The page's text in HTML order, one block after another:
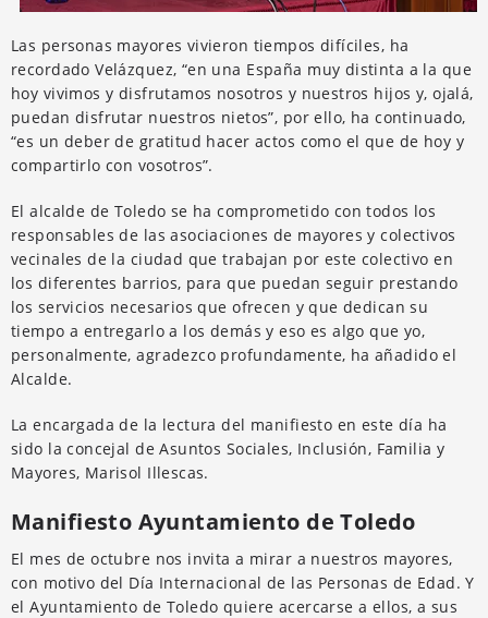
Las personas mayores vivieron tiempos difíciles, ha
recordado Velázquez, “en una España muy distinta a la que
hoy vivimos y disfrutamos nosotros y nuestros hijos y, ojalá,
puedan disfrutar nuestros nietos”, por ello, ha continuado,
“es un deber de gratitud hacer actos como el que de hoy y
compartirlo con vosotros”.
El alcalde de Toledo se ha comprometido con todos los
responsables de las asociaciones de mayores y colectivos
vecinales de la ciudad que trabajan por este colectivo en
los diferentes barrios, para que puedan seguir prestando
los servicios necesarios que ofrecen y que dedican su
tiempo a entregarlo a los demás y eso es algo que yo,
personalmente, agradezco profundamente, ha añadido el
Alcalde.
La encargada de la lectura del manifiesto en este día ha
sido la concejal de Asuntos Sociales, Inclusión, Familia y
Mayores, Marisol Illescas.
Manifiesto Ayuntamiento de Toledo
El mes de octubre nos invita a mirar a nuestros mayores,
con motivo del Día Internacional de las Personas de Edad. Y
el Ayuntamiento de Toledo quiere acercarse a ellos, a sus